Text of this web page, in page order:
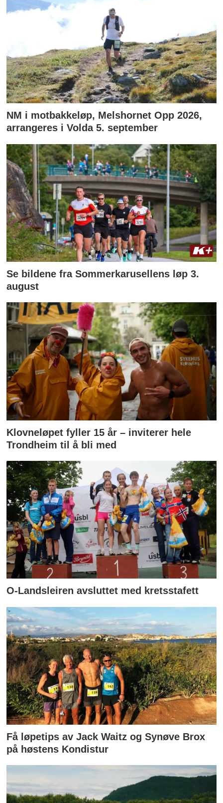
NM i motbakkeløp, Melshornet Opp 2026,
arrangeres i Volda 5. september
Se bildene fra Sommerkarusellens løp 3.
august
Klovneløpet fyller 15 år – inviterer hele
Trondheim til å bli med
O-Landsleiren avsluttet med kretsstafett
Få løpetips av Jack Waitz og Synøve Brox
på høstens Kondistur